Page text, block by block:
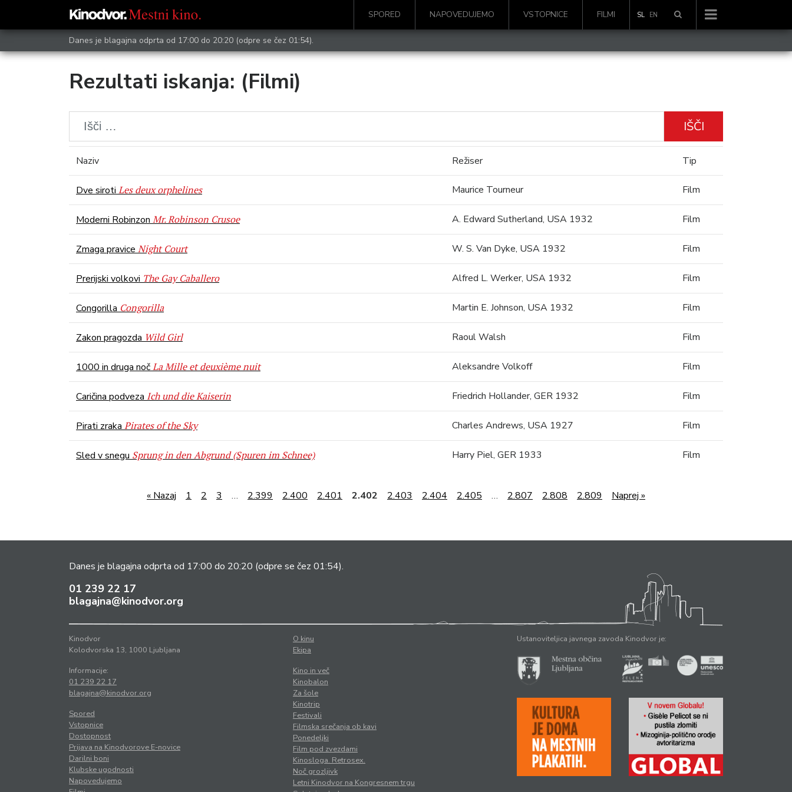
SPORED NAPOVEDUJEMO VSTOPNICE FILMI SL EN
Danes je blagajna odprta od 17:00 do 20:20 (odpre se čez 01:54).
Rezultati iskanja: (Filmi)
IŠČI
Naziv Režiser Tip
Dve siroti Les deux orphelines Maurice Tourneur Film
Moderni Robinzon Mr. Robinson Crusoe A. Edward Sutherland, USA 1932 Film
Zmaga pravice Night Court W. S. Van Dyke, USA 1932 Film
Prerijski volkovi The Gay Caballero Alfred L. Werker, USA 1932 Film
Congorilla Congorilla Martin E. Johnson, USA 1932 Film
Zakon pragozda Wild Girl Raoul Walsh Film
1000 in druga nočLa Mille et deuxième nuit Aleksandre Volkoff Film
Caričina podveza Ich und die Kaiserin Friedrich Hollander, GER 1932 Film
Pirati zraka Pirates of the Sky Charles Andrews, USA 1927 Film
Sled v snegu Sprung in den Abgrund (Spuren im Schnee) Harry Piel, GER 1933 Film
« Nazaj 1 2 3 … 2.399 2.400 2.401 2.402 2.403 2.404 2.405 … 2.807 2.808 2.809 Naprej »
Danes je blagajna odprta od 17:00 do 20:20 (odpre se čez 01:54).
01 239 22 17
blagajna@kinodvor.org
Kinodvor
Kolodvorska 13, 1000 Ljubljana
Informacije:
01 239 22 17
blagajna@kinodvor.org
Spored
Vstopnice
Dostopnost
Prijava na Kinodvorove E-novice
Darilni boni
Klubske ugodnosti
Napovedujemo
O kinu
Ekipa
Kino in več
Kinobalon
Za šole
Kinotrip
Festivali
Filmska srečanja ob kavi
Ponedeljki
Film pod zvezdami
Kinosloga. Retrosex.
Noč grozljivk
Letni Kinodvor na Kongresnem trgu
Ustanoviteljica javnega zavoda Kinodvor je: